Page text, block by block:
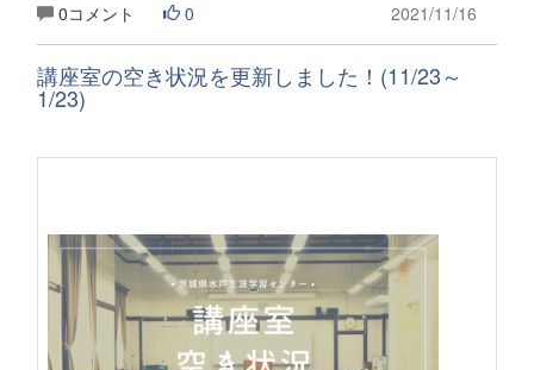
0コメント 0 2021/11/16
講座室の空き状況を更新しました！(11/23～
1/23)